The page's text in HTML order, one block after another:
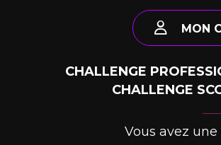
MON
CHALLENGE
CHALLENGE
Vous avez